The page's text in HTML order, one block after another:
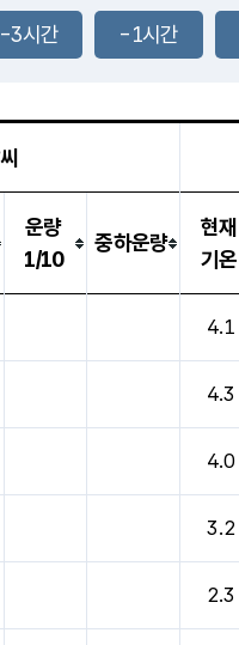
0.6m/s
-3시간 -1시간
운량
1/10
중하운량
현재
기온
4.1
4.3
4.0
3.2
2.3